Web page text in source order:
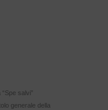
salvi”
generale della